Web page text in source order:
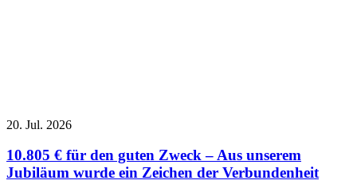
20. Jul. 2026
10.805 € für den guten Zweck – Aus unserem
Jubiläum wurde ein Zeichen der Verbundenheit